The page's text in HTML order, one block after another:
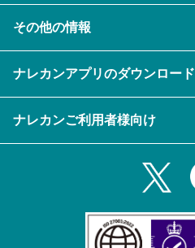
ご利用企業様の声
セキュリティ
資料をダウンロードする
メール自動転送機能
充実サポート
その他の情報
セミナー一覧
プライバシーポリシー
ナレカンアプリのダウンロード
Androidタブレットアプリ
ナレカンご利用者様向け